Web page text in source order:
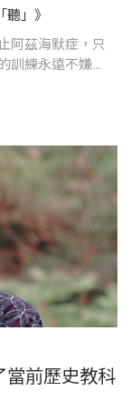
」》
阿茲海默症，只
訓練永遠不嫌
推薦文。
當前歷史教科